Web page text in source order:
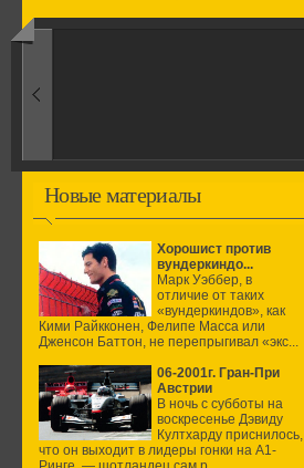
1960-ые
Новые материалы
Хорошист против
вундеркиндо...
Марк Уэббер, в
отличие от таких
«вундеркиндов», как
Кими Райкконен, Фелипе Масса или
Дженсон Баттон, не перепрыгивал «экс...
06-2001г. Гран-При
Австрии
В ночь с субботы на
воскресенье Дэвиду
Култхарду приснилось,
что он выходит в лидеры гонки на А1-